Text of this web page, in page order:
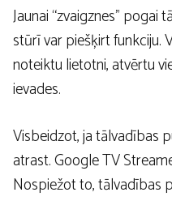
Jaunai “zvaigznes”
stūrī var piešķirt funkciju.
noteiktu lietotni, atvērtu
ievades.
Visbeidzot, ja tālvadības
atrast. Google TV
Nospiežot to, tālvadības